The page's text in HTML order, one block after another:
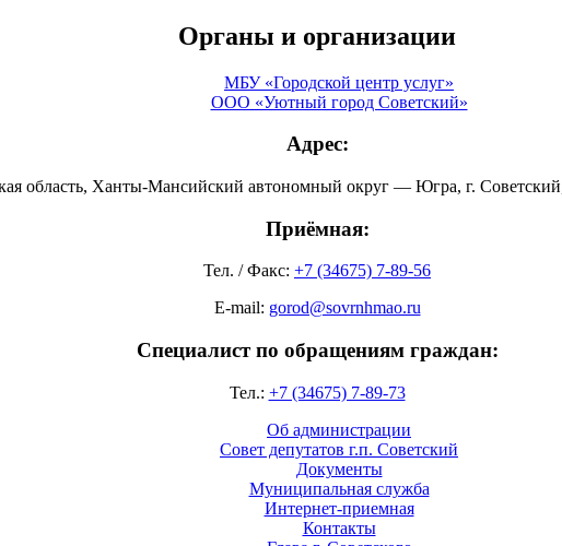
Органы и организации
МБУ «Городской центр услуг»
ООО «Уютный город Советский»
Адрес:
область, Ханты-Мансийский автономный округ — Югра, г.
Приёмная:
Тел. / Факс: +7 (34675) 7-89-56
E-mail: gorod@sovrnhmao.ru
Специалист по обращениям граждан:
Тел.: +7 (34675) 7-89-73
Об администрации
Совет депутатов г.п. Советский
Документы
Муниципальная служба
Интернет-приемная
Контакты